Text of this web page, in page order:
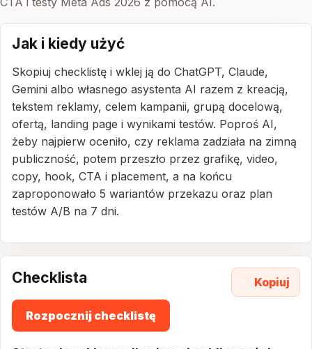
Jak i kiedy użyć
Skopiuj checklistę i wklej ją do ChatGPT, Claude,
Gemini albo własnego asystenta AI razem z kreacją,
tekstem reklamy, celem kampanii, grupą docelową,
ofertą, landing page i wynikami testów. Poproś AI,
żeby najpierw oceniło, czy reklama zadziała na zimną
publiczność, potem przeszło przez grafikę, video,
copy, hook, CTA i placement, a na końcu
zaproponowało 5 wariantów przekazu oraz plan
testów A/B na 7 dni.
Checklista Kopiuj
Rozpocznij checklistę